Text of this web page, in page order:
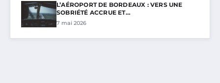
L’AÉROPORT DE BORDEAUX : VERS UNE
SOBRIÉTÉ ACCRUE ET…
7 mai 2026